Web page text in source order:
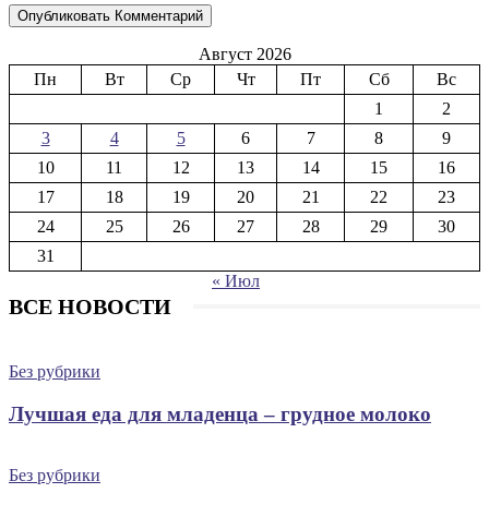
Август 2026
Пн
Вт Ср Чт Пт Сб
Вс
1
2
3
4 5 6 7 8
9
10
11 12 13 14 15
16
17
18 19 20 21 22
23
24
25 26 27 28 29
30
31
« Июл
ВСЕ НОВОСТИ
Без рубрики
Лучшая еда для младенца – грудное молоко
Без рубрики